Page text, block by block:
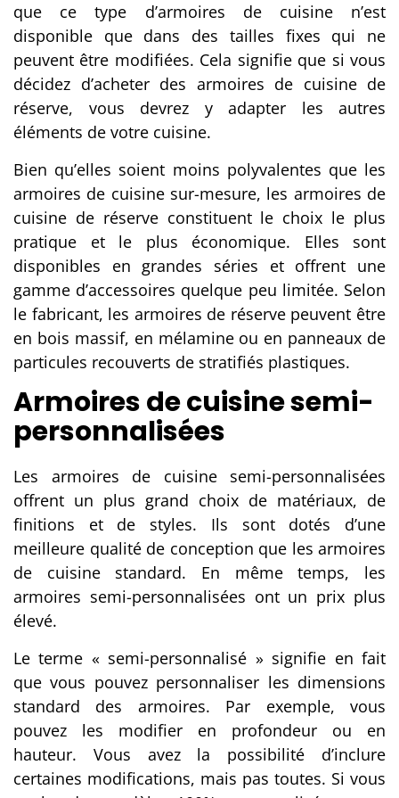
que ce type d’armoires de cuisine n’est
disponible que dans des tailles fixes qui ne
peuvent être modifiées. Cela signifie que si vous
décidez d’acheter des armoires de cuisine de
réserve, vous devrez y adapter les autres
éléments de votre cuisine.
Bien qu’elles soient moins polyvalentes que les
armoires de cuisine sur-mesure, les armoires de
cuisine de réserve constituent le choix le plus
pratique et le plus économique. Elles sont
disponibles en grandes séries et offrent une
gamme d’accessoires quelque peu limitée. Selon
le fabricant, les armoires de réserve peuvent être
en bois massif, en mélamine ou en panneaux de
particules recouverts de stratifiés plastiques.
Armoires de cuisine semi-
personnalisées
Les armoires de cuisine semi-personnalisées
offrent un plus grand choix de matériaux, de
finitions et de styles. Ils sont dotés d’une
meilleure qualité de conception que les armoires
de cuisine standard. En même temps, les
armoires semi-personnalisées ont un prix plus
élevé.
Le terme « semi-personnalisé » signifie en fait
que vous pouvez personnaliser les dimensions
standard des armoires. Par exemple, vous
pouvez les modifier en profondeur ou en
hauteur. Vous avez la possibilité d’inclure
certaines modifications, mais pas toutes. Si vous